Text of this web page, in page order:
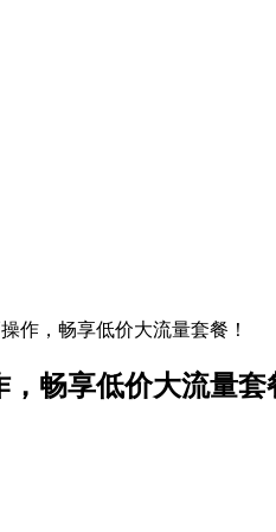
作，畅享低价大流量套餐！
畅享低价大流量套